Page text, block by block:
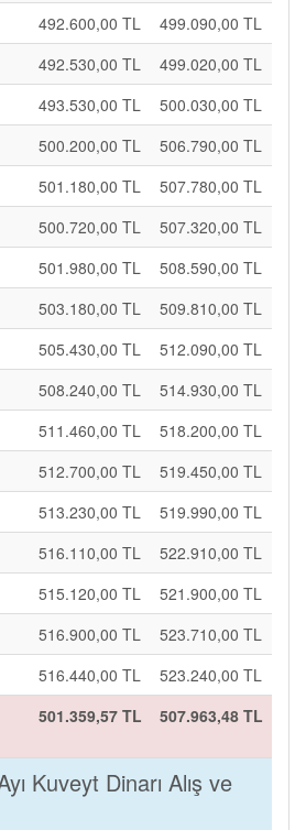
492.600,00 TL
499.090,00 TL
492.530,00 TL
499.020,00 TL
493.530,00 TL
500.030,00 TL
500.200,00 TL
506.790,00 TL
501.180,00 TL
507.780,00 TL
500.720,00 TL
507.320,00 TL
501.980,00 TL
508.590,00 TL
503.180,00 TL
509.810,00 TL
505.430,00 TL
512.090,00 TL
508.240,00 TL
514.930,00 TL
511.460,00 TL
518.200,00 TL
512.700,00 TL
519.450,00 TL
513.230,00 TL
519.990,00 TL
516.110,00 TL
522.910,00 TL
515.120,00 TL
521.900,00 TL
516.900,00 TL
523.710,00 TL
516.440,00 TL 523.240,00 TL
501.359,57 TL 507.963,48 TL
Kuveyt Dinarı Alış ve